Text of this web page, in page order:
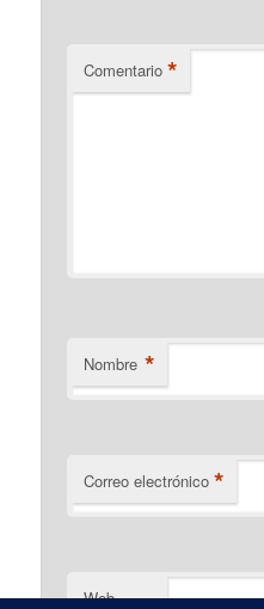
Comentario *
Nombre *
Correo electrónico *
Web